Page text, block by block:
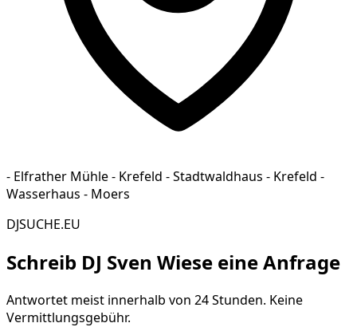
- Elfrather Mühle - Krefeld - Stadtwaldhaus - Krefeld -
Wasserhaus - Moers
DJSUCHE.EU
Schreib DJ Sven Wiese eine Anfrage
Antwortet meist innerhalb von 24 Stunden. Keine
Vermittlungsgebühr.